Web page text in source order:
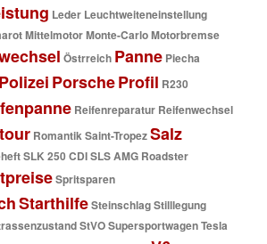
Leder Leuchtweiteneinstellung
MittelmotorMonte-CarloMotorbremse
Östrreich Panne Piecha
PolizeiPorscheProfil R230
Reifenreparatur Reifenwechsel
RomantikSaint-TropezSalz
SLK 250 CDISLS AMG Roadster
Spritsparen
StarthilfeSteinschlagStilllegung
StVOSupersportwagenTesla